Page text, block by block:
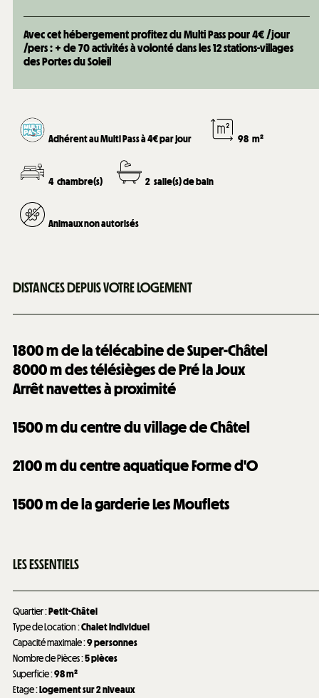
Avec cet hébergement profitez du Multi Pass pour 4€ /jour
/pers : + de 70 activités à volonté dans les 12 stations-villages
des Portes du Soleil
Adhérent au Multi Pass à 4€ par jour 98 m²
4 chambre(s) 2 salle(s) de bain
Animaux non autorisés
DISTANCES DEPUIS VOTRE LOGEMENT
1800m de la télécabine de Super-Châtel
8000m des télésièges de Pré la Joux
Arrêt navettes à proximité
1500m du centre du village de Châtel
2100m du centre aquatique Forme d'O
1500m de la garderie Les Mouflets
LES ESSENTIELS
Quartier:Petit-Châtel
Type de Location:Chalet Individuel
Capacité maximale:9 personnes
Nombre de Pièces:5 pièces
Superficie:98m²
Etage:Logement sur 2 niveaux